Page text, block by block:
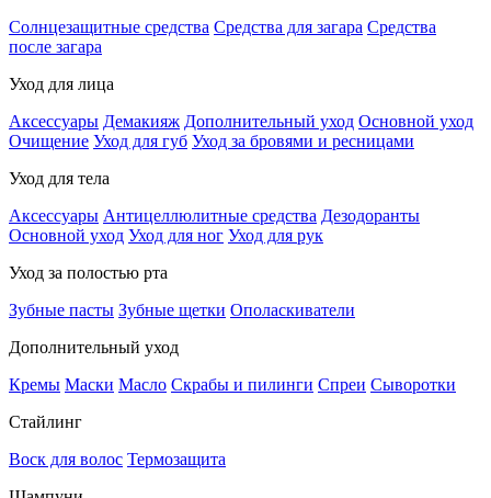
Солнцезащитные средства Средства для загара Средства
после загара
Уход для лица
Аксессуары Демакияж Дополнительный уход Основной уход
Очищение Уход для губ Уход за бровями и ресницами
Уход для тела
Аксессуары Антицеллюлитные средства Дезодоранты
Основной уход Уход для ног Уход для рук
Уход за полостью рта
Зубные пасты Зубные щетки Ополаскиватели
Дополнительный уход
Кремы Маски Масло Скрабы и пилинги Спреи Сыворотки
Стайлинг
Воск для волос Термозащита